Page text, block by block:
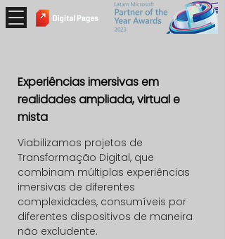
Experiências imersivas em
realidades ampliada, virtual e
mista
Viabilizamos projetos de
Transformação Digital, que
combinam múltiplas experiências
imersivas de diferentes
complexidades, consumíveis por
diferentes dispositivos de maneira
não excludente.